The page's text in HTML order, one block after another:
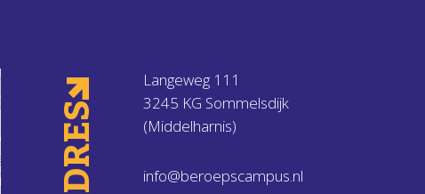
ADRES
Langeweg 111
3245 KG Sommelsdijk
(Middelharnis)
info@beroepscampus.nl